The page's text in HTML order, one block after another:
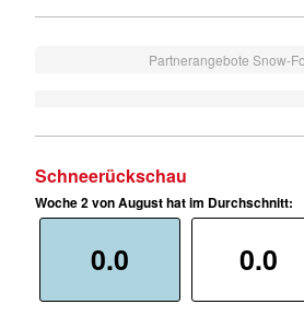
Partnerangebote Snow-
Schneerückschau
Woche 2 von August hat im Durchschnitt:
0.0 0.0